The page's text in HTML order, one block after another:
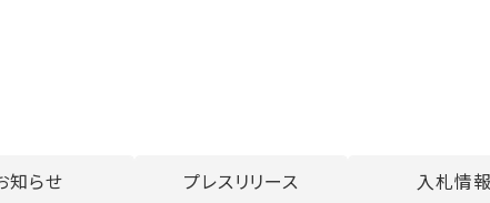
知らせ プレスリリース 入札情